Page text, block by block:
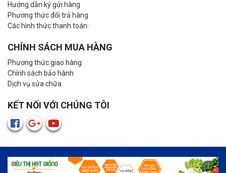
Hướng dẫn ký gửi hàng
Phương thức đổi trả hàng
Các hình thức thanh toán:
CHÍNH SÁCH MUA HÀNG
Phương thức giao hàng
Chính sách bảo hành
Dịch vụ sửa chữa
KẾT NỐI VỚI CHÚNG TÔI